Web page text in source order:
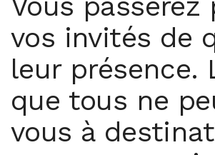
vos invités de
leur présence.
que tous ne
vous à